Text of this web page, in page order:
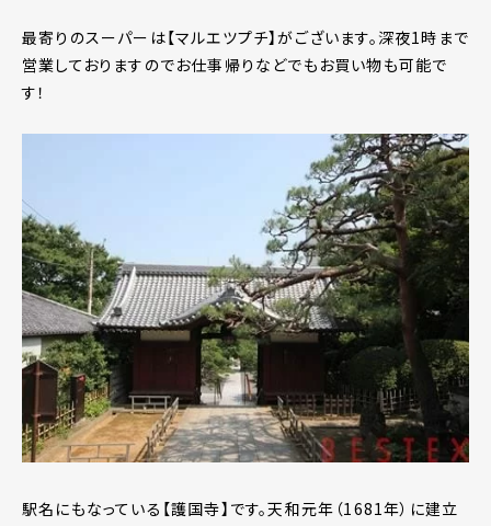
最寄りのスーパーは【マルエツプチ】がございます。深夜1時まで
営業しておりますのでお仕事帰りなどでもお買い物も可能で
す！
駅名にもなっている【護国寺】です。天和元年（1681年）に建立